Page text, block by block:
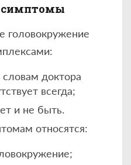
симптомы
головокружение
доктора
всегда;
и не быть.
относятся: